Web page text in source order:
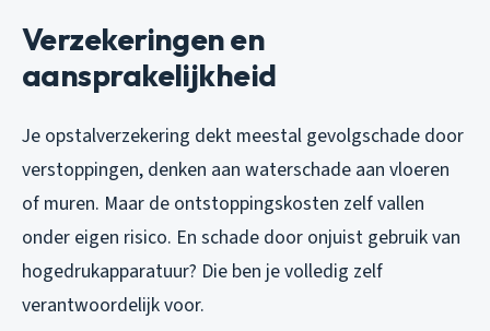
Verzekeringen en
aansprakelijkheid
Je opstalverzekering dekt meestal gevolgschade door
verstoppingen, denken aan waterschade aan vloeren
of muren. Maar de ontstoppingskosten zelf vallen
onder eigen risico. En schade door onjuist gebruik van
hogedrukapparatuur? Die ben je volledig zelf
verantwoordelijk voor.